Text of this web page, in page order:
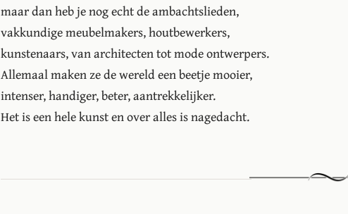
maar dan heb je nog echt de ambachtslieden,
vakkundige meubelmakers, houtbewerkers,
kunstenaars, van architecten tot mode ontwerpers.
Allemaal maken ze de wereld een beetje mooier,
intenser, handiger, beter, aantrekkelijker.
Het is een hele kunst en over alles is nagedacht.